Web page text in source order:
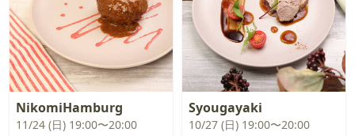
NikomiHamburg
11/24 (日) 19:00〜20:00
Syougayaki
10/27 (日) 19:00〜20:00